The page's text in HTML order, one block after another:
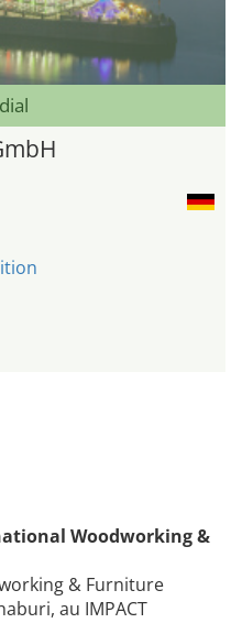
Woodworking &
& Furniture
au IMPACT